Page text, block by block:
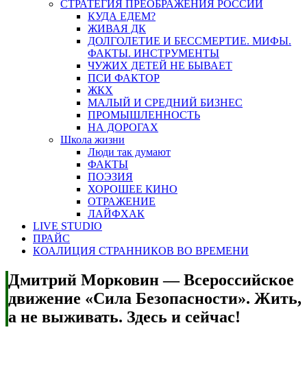
СТРАТЕГИЯ ПРЕОБРАЖЕНИЯ РОССИИ
КУДА ЕДЕМ?
ЖИВАЯ ДК
ДОЛГОЛЕТИЕ И БЕССМЕРТИЕ. МИФЫ.
ФАКТЫ. ИНСТРУМЕНТЫ
ЧУЖИХ ДЕТЕЙ НЕ БЫВАЕТ
ПСИ ФАКТОР
ЖКХ
МАЛЫЙ И СРЕДНИЙ БИЗНЕС
ПРОМЫШЛЕННОСТЬ
НА ДОРОГАХ
Школа жизни
Люди так думают
ФАКТЫ
ПОЭЗИЯ
ХОРОШЕЕ КИНО
ОТРАЖЕНИЕ
ЛАЙФХАК
LIVE STUDIO
ПРАЙС
КОАЛИЦИЯ СТРАННИКОВ ВО ВРЕМЕНИ
Дмитрий Морковин — Всероссийское
движение «Сила Безопасности». Жить,
а не выживать. Здесь и сейчас!